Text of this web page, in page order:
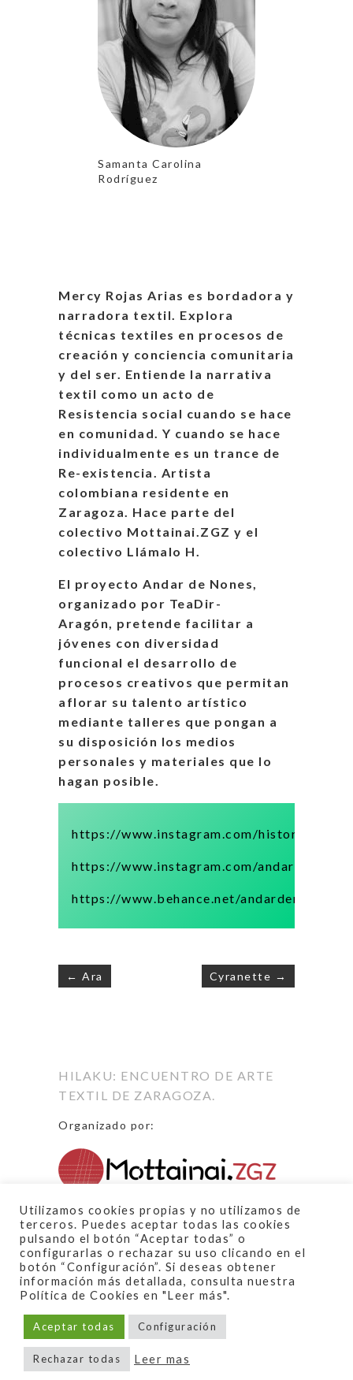
Samanta Carolina
Rodríguez
Mercy Rojas Arias es bordadora y
narradora textil. Explora
técnicas textiles en procesos de
creación y conciencia comunitaria
y del ser. Entiende la narrativa
textil como un acto de
Resistencia social cuando se hace
en comunidad. Y cuando se hace
individualmente es un trance de
Re-existencia. Artista
colombiana residente en
Zaragoza. Hace parte del
colectivo Mottainai.ZGZ y el
colectivo Llámalo H.
El proyecto Andar de Nones,
organizado por TeaDir-
Aragón, pretende facilitar a
jóvenes con diversidad
funcional el desarrollo de
procesos creativos que permitan
aflorar su talento artístico
mediante talleres que pongan a
su disposición los medios
personales y materiales que lo
hagan posible.
https://www.instagram.com/
https://www.instagram.com/andardenones/
https://www.behance.net/andardenones
← Ara Cyranette →
HILAKU: ENCUENTRO DE ARTE
TEXTIL DE ZARAGOZA.
Organizado por:
Proyecto financiado por:
© Todos los derechos reservados de
imágenes y textos Asociación
Mottainai.ZGZ
Utilizamos cookies propias y no utilizamos de
terceros. Puedes aceptar todas las cookies
pulsando el botón “Aceptar todas” o
configurarlas o rechazar su uso clicando en el
botón “Configuración”. Si deseas obtener
información más detallada, consulta nuestra
Política de Cookies en "Leer más".
Aceptar todas Configuración
Rechazar todas Leer mas